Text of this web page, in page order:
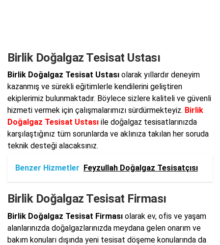
Birlik Doğalgaz Tesisat Ustası
Birlik Doğalgaz Tesisat Ustası olarak yıllardır deneyim
kazanmış ve sürekli eğitimlerle kendilerini geliştiren
ekiplerimiz bulunmaktadır. Böylece sizlere kaliteli ve güvenli
hizmeti vermek için çalışmalarımızı sürdürmekteyiz. Birlik
Doğalgaz Tesisat Ustası ile doğalgaz tesisatlarınızda
karşılaştığınız tüm sorunlarda ve aklınıza takılan her soruda
teknik desteği alacaksınız.
Benzer Hizmetler Feyzullah Doğalgaz Tesisatçısı
Birlik Doğalgaz Tesisat Firması
Birlik Doğalgaz Tesisat Firması olarak ev, ofis ve yaşam
alanlarınızda doğalgazlarınızda meydana gelen onarım ve
bakım konuları dışında yeni tesisat döşeme konularında da